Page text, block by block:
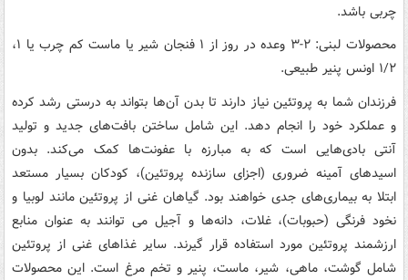
چربی باشد.
محصولات لبنی: ۲-۳ وعده در روز از ۱ فنجان شیر یا ماست کم چرب یا ۱،
۱/۲ اونس پنیر طبیعی.
فرزندان شما به پروتئین نیاز دارند تا بدن آن‌ها بتواند به درستی رشد کرده
و عملکرد خود را انجام دهد. این شامل ساختن بافت‌های جدید و تولید
آنتی بادی‌هایی است که به مبارزه با عفونت‌ها کمک می‌کند. بدون
اسیدهای آمینه ضروری (اجزای سازنده پروتئین)، کودکان بسیار مستعد
ابتلا به بیماری‌های جدی خواهند بود. گیاهان غنی از پروتئین مانند لوبیا و
نخود فرنگی (حبوبات)، غلات، دانه‌ها و آجیل می توانند به عنوان منابع
ارزشمند پروتئین مورد استفاده قرار گیرند. سایر غذاهای غنی از پروتئین
شامل گوشت، ماهی، شیر، ماست، پنیر و تخم مرغ است. این محصولات